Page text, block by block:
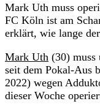
Mark Uth muss
FC Köln ist am
erklärt, wie lange
Mark Uth (30) muss
seit dem Pokal-Aus
2022) wegen
dieser Woche